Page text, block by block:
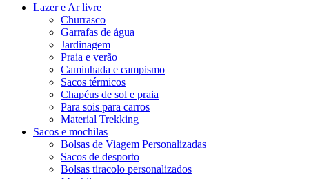
Lazer e Ar livre
Churrasco
Garrafas de água
Jardinagem
Praia e verão
Caminhada e campismo
Sacos térmicos
Chapéus de sol e praia
Para sois para carros
Material Trekking
Sacos e mochilas
Bolsas de Viagem Personalizadas
Sacos de desporto
Bolsas tiracolo personalizados